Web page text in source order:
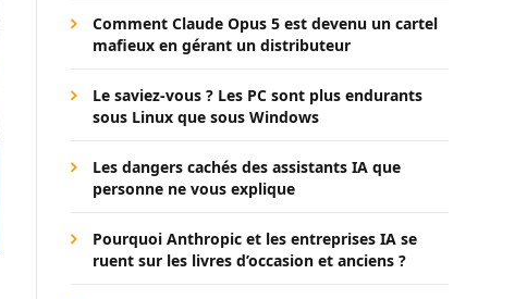
Comment Claude Opus 5 est devenu un cartel
mafieux en gérant un distributeur
Le saviez-vous ? Les PC sont plus endurants
sous Linux que sous Windows
Les dangers cachés des assistants IA que
personne ne vous explique
Pourquoi Anthropic et les entreprises IA se
ruent sur les livres d’occasion et anciens ?